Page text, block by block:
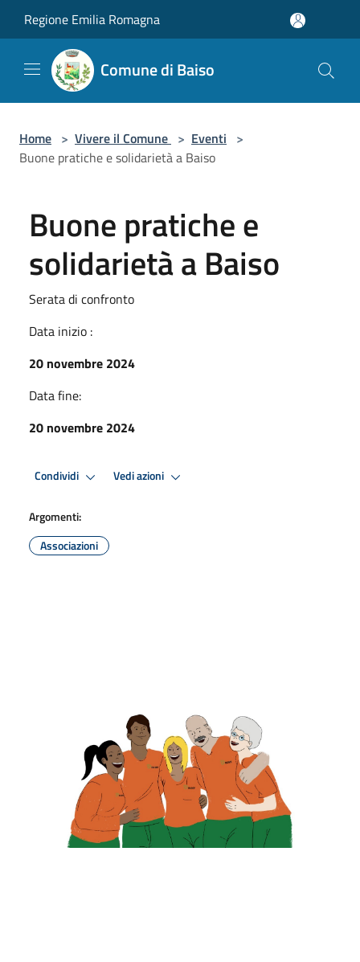
Regione Emilia Romagna
Comune di Baiso
Home > Vivere il Comune > Eventi >
Buone pratiche e solidarietà a Baiso
Buone pratiche e
solidarietà a Baiso
Serata di confronto
Data inizio :
20 novembre 2024
Data fine:
20 novembre 2024
Condividi Vedi azioni
Argomenti:
Associazioni